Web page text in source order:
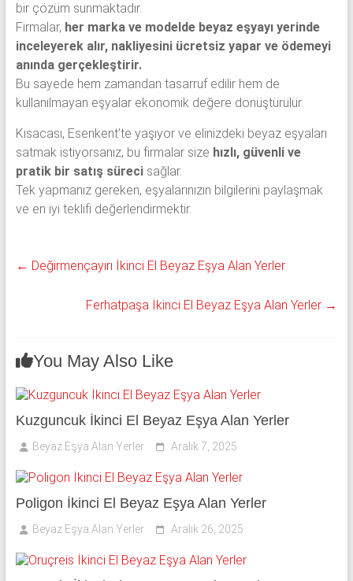
bir çözüm sunmaktadır.
Firmalar, her marka ve modelde beyaz eşyayı yerinde
inceleyerek alır, nakliyesini ücretsiz yapar ve ödemeyi
anında gerçekleştirir.
Bu sayede hem zamandan tasarruf edilir hem de
kullanılmayan eşyalar ekonomik değere dönüştürülür.
Kısacası, Esenkent’te yaşıyor ve elinizdeki beyaz eşyaları
satmak istiyorsanız, bu firmalar size hızlı, güvenli ve
pratik bir satış sürecisağlar.
Tek yapmanız gereken, eşyalarınızın bilgilerini paylaşmak
ve en iyi teklifi değerlendirmektir.
← Değirmençayırı İkinci El Beyaz Eşya Alan Yerler
Ferhatpaşa İkinci El Beyaz Eşya Alan Yerler →
You May Also Like
Kuzguncuk İkinci El Beyaz Eşya Alan Yerler
Beyaz Eşya Alan Yerler Aralık 7, 2025
Poligon İkinci El Beyaz Eşya Alan Yerler
Beyaz Eşya Alan Yerler Aralık 26, 2025